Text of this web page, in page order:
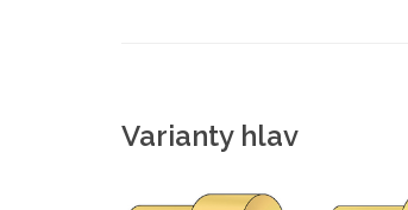
Varianty hlav